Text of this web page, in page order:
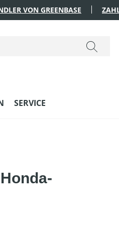
VON GREENBASE
SERVICE